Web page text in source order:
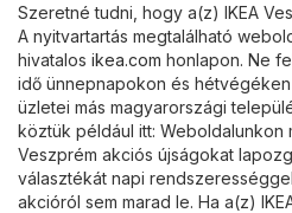
Szeretné tudni, hogy a(z) IKEA
A nyitvartartás megtalálható
hivatalos ikea.com honlapon. Ne
idő ünnepnapokon és hétvégéken
üzletei más magyarországi
köztük például itt: Weboldalunkon
Veszprém akciós újságokat
választékát napi
akcióról sem marad le. Ha a(z)